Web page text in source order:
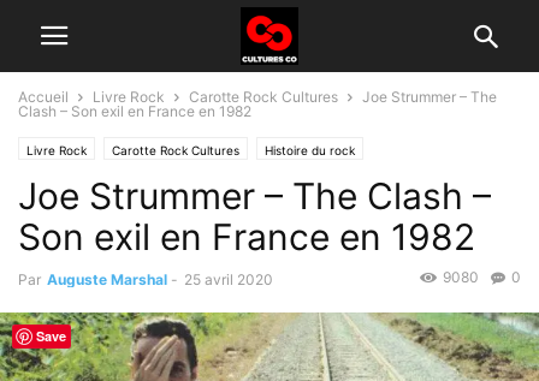
Accueil Livre Rock Carotte Rock Cultures
Joe Strummer – The
Clash – Son exil en France en 1982
Livre Rock Carotte Rock Cultures Histoire du rock
Joe Strummer – The Clash –
Son exil en France en 1982
Par Auguste Marshal - 25 avril 2020 0
9080
Save